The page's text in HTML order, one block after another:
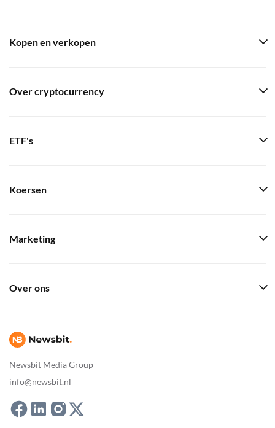
Newsbit Media Group
info@newsbit.nl
Kopen en verkopen
Over cryptocurrency
ETF's
Koersen
Marketing
Over ons